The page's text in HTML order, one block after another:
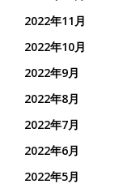
2022年11月
2022年10月
2022年9月
2022年8月
2022年7月
2022年6月
2022年5月